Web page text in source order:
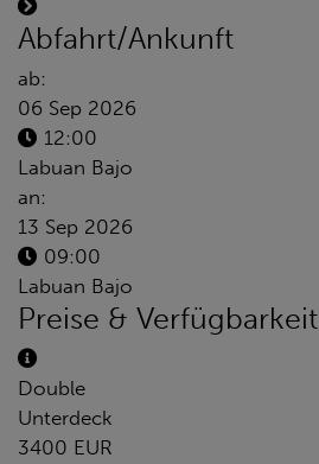
Abfahrt/Ankunft
ab:
06 Sep 2026
12:00
Labuan Bajo
an:
13 Sep 2026
09:00
Labuan Bajo
Preise & Verfügbarkeit
Double
Unterdeck
3400 EUR